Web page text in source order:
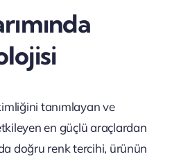
tanımlayan ve
en güçlü araçlardan
doğru renk tercihi, ürünün